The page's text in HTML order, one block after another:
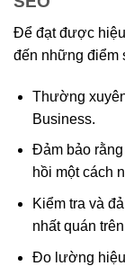
Để đạt được
đến những điểm
Thường
Business.
Đảm bảo
hồi một cách
Kiểm tra và
nhất quán
Đo lường hiệu